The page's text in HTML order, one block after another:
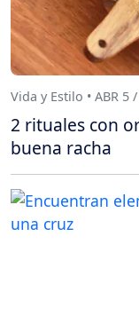
Vida y Estilo • ABR 5
2 rituales con
buena racha